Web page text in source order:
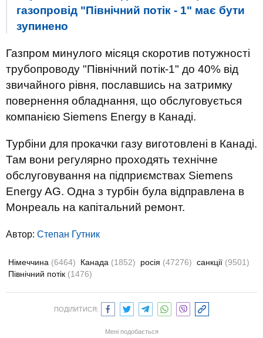
газопровід "Північний потік - 1" має бути
зупинено
Газпром минулого місяця скоротив потужності
трубопроводу "Північний потік-1" до 40% від
звичайного рівня, пославшись на затримку
повернення обладнання, що обслуговується
компанією Siemens Energy в Канаді.
Турбіни для прокачки газу виготовлені в Канаді.
Там вони регулярно проходять технічне
обслуговування на підприємствах Siemens
Energy AG. Одна з турбін була відправлена в
Монреаль на капітальний ремонт.
Автор: Степан Гутник
Німеччина (6464) Канада (1852) росія (47276) санкції (9501)
Північний потік (1476)
ПОДІЛИТИСЯ:
Мені подобається